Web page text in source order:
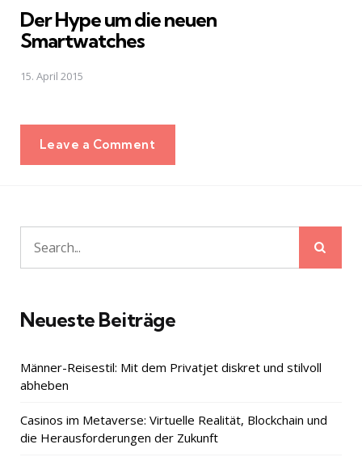
Der Hype um die neuen
Smartwatches
15. April 2015
Leave a Comment
Search
for:
Neueste Beiträge
Männer-Reisestil: Mit dem Privatjet diskret und stilvoll
abheben
Casinos im Metaverse: Virtuelle Realität, Blockchain und
die Herausforderungen der Zukunft